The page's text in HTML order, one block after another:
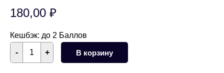
180,00 ₽
Кешбэк: до 2 Баллов
+
Количество
товара
Подвеска
- В корзину